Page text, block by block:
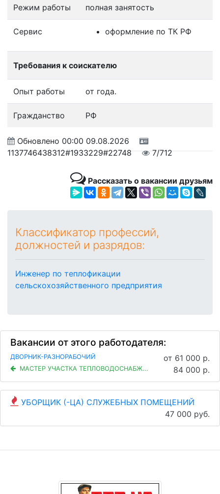
Режим работы полная занятость
Сервис оформление по ТК РФ
Требования к соискателю
Опыт работы от года.
Гражданство РФ
Обновлено 00:00 09.08.2026
1137746438312#1933229#22748
7/712
Рассказать о вакансии друзьям
Классификатор профессий,
должностей и разрядов:
Инженер по теплофикации
сельскохозяйственного предприятия
Вакансии от этого работодателя:
ДВОРНИК-РАЗНОРАБОЧИЙ от 61 000 р.
МАСТЕР УЧАСТКА ТЕПЛОВОДОСНАБЖ... 84 000 р.
УБОРЩИК (-ЦА) СЛУЖЕБНЫХ ПОМЕЩЕНИЙ
47 000 руб.